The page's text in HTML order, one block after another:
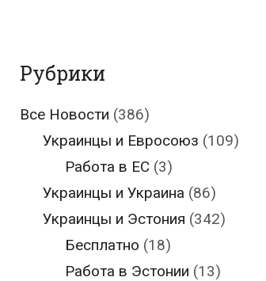
Рубрики
Все Новости (386)
Украинцы и Евросоюз (109)
Работа в ЕС (3)
Украинцы и Украина (86)
Украинцы и Эстония (342)
Бесплатно (18)
Работа в Эстонии (13)